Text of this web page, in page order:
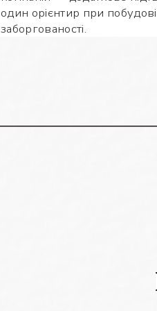
один орієнтир при
заборгованості.